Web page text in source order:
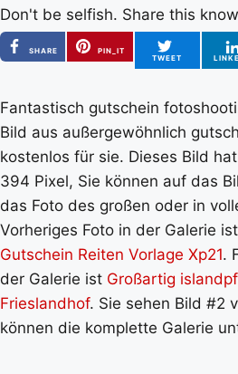
Don't be selfish. Share this
SHARE
PIN_IT
TWEET
Fantastisch gutschein
Bild aus außergewöhnlich
kostenlos für sie. Dieses Bild
394 Pixel, Sie können auf das
das Foto des großen oder in
Vorheriges Foto in der Galerie ist
Gutschein Reiten Vorlage Xp21.
der Galerie ist Großartig
Frieslandhof. Sie sehen Bild #2
können die komplette Galerie